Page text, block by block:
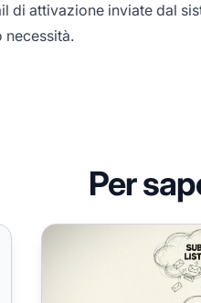
di attivazione inviate dal
necessità.
Per
Come esportare tutti